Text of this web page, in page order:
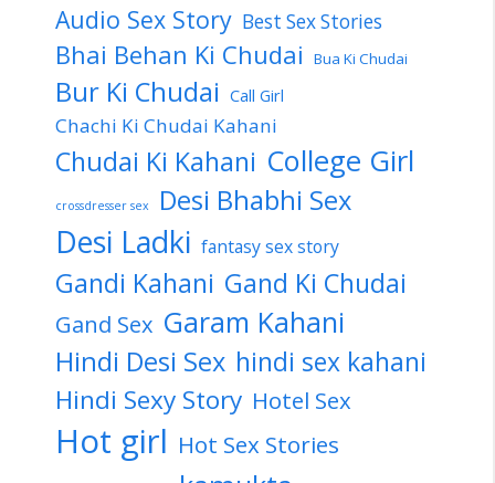
Audio Sex Story Best Sex Stories
Bhai Behan Ki Chudai Bua Ki Chudai
Bur Ki Chudai Call Girl
Chachi Ki Chudai Kahani
Chudai Ki Kahani College Girl
crossdresser sex Desi Bhabhi Sex
Desi Ladki fantasy sex story
Gandi Kahani Gand Ki Chudai
Gand Sex Garam Kahani
Hindi Desi Sex hindi sex kahani
Hindi Sexy Story Hotel Sex
Hot girl Hot Sex Stories